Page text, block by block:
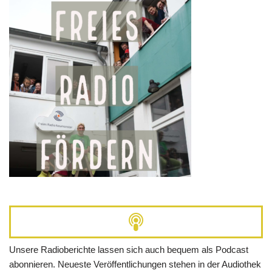
Unsere Radioberichte lassen sich auch bequem als Podcast
abonnieren. Neueste Veröffentlichungen stehen in der Audiothek